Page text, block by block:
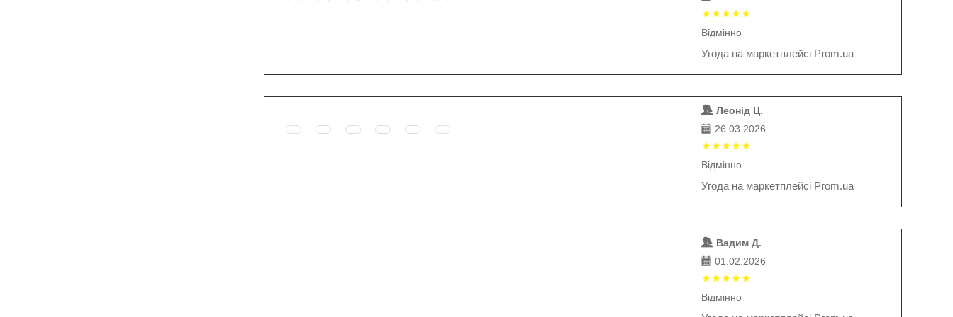
Відмінно
Угода на маркетплейсі Prom.ua
Леонід Ц.
26.03.2026
Відмінно
Угода на маркетплейсі Prom.ua
Вадим Д.
01.02.2026
Відмінно